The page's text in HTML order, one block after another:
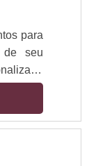
para
de seu
usados,
com
meio de
ser